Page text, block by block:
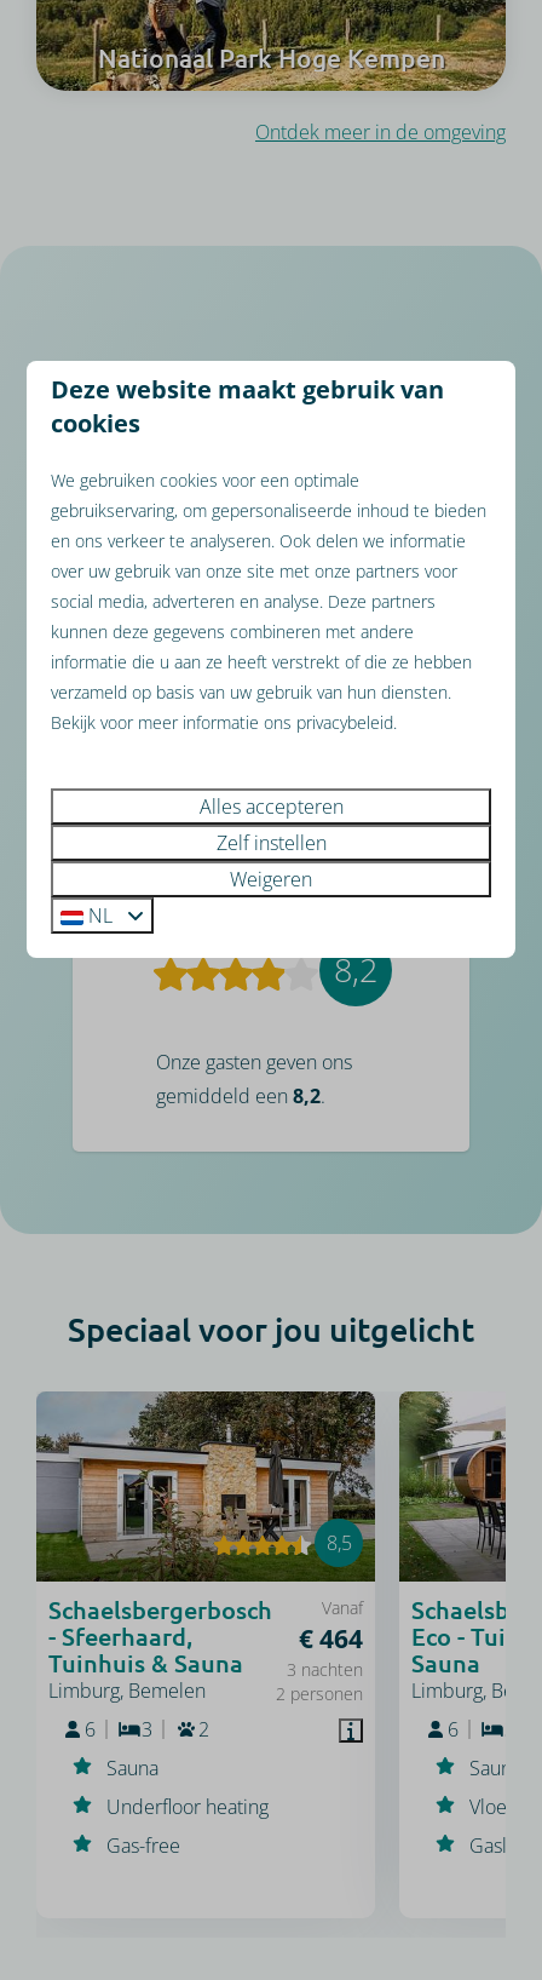
Nationaal Park Hoge Kempen
Ontdek meer in de omgeving
Wat onze gasten zeggen
“Een mooi en goed verzorgd huisje met alles
wat je nodig hebt. Fijn gelegen, uitstekend
bereikbaar met het openbaar vervoer. De
huurfietsen zijn van topkwaliteit en de app
biedt duidelijke en uitgebreide informatie.”
Oktober 2025 - Desiree V. verbleef in
Biebosch
3889 beoordelingen
8,2
Onze gasten geven ons
gemiddeld een 8,2.
Speciaal voor jou uitgelicht
8,5
Vanaf
€ 464
3 nachten
2 personen
Schaelsbergerbosch
- Sfeerhaard,
Tuinhuis & Sauna
Limburg, Bemelen
6
3
2
Sauna
Underfloor heating
Gas-free
Eco -
Sauna
Limburg,
6
Sauna
Gasloos
Deze website maakt gebruik van
cookies
We gebruiken cookies voor een optimale
gebruikservaring, om gepersonaliseerde inhoud te bieden
en ons verkeer te analyseren. Ook delen we informatie
over uw gebruik van onze site met onze partners voor
social media, adverteren en analyse. Deze partners
kunnen deze gegevens combineren met andere
informatie die u aan ze heeft verstrekt of die ze hebben
verzameld op basis van uw gebruik van hun diensten.
Bekijk voor meer informatie ons privacybeleid.
Alles accepteren
Zelf instellen
Weigeren
NL